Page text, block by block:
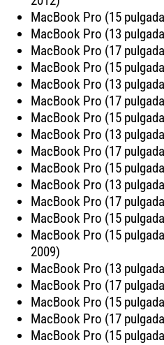
MacBook Pro (15
MacBook Pro (13
MacBook Pro (17
MacBook Pro (15
MacBook Pro (13
MacBook Pro (17
MacBook Pro (15
MacBook Pro (13
MacBook Pro (17
MacBook Pro (15
MacBook Pro (13
MacBook Pro (17
MacBook Pro (15
MacBook Pro (15
2009)
MacBook Pro (13
MacBook Pro (17
MacBook Pro (15
MacBook Pro (17
MacBook Pro (15